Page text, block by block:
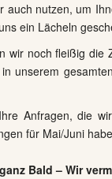
auch nutzen, um
ein Lächeln
wir noch fleißig
unserem
Anfragen, die
für Mai/Juni
Bald – Wir